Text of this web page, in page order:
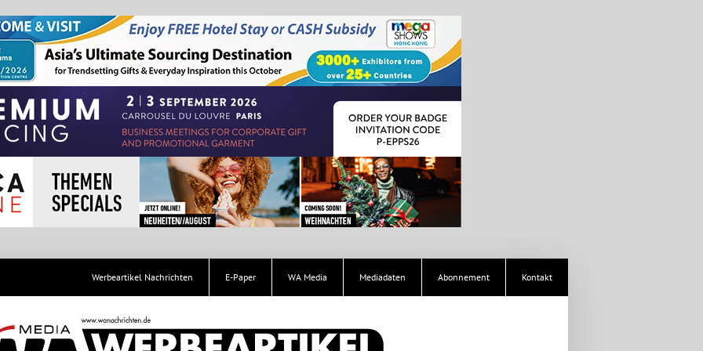
Werbeartikel Nachrichten E-Paper WA Media Mediadaten Abonnement Kontakt